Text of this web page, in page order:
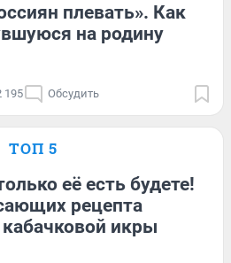
плевать». Как
на родину
195 Обсудить
ТОП 5
её есть будете!
рецепта
икры